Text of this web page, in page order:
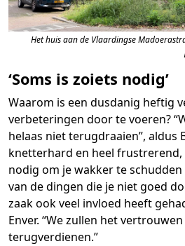
Het huis aan de Vlaardingse
‘Soms is zoiets nodig’
Waarom is een dusdanig heftig
verbeteringen door te voeren?
helaas niet terugdraaien”, aldus
knetterhard en heel frustrerend,
nodig om je wakker te
van de dingen die je niet goed
zaak ook veel invloed heeft
Enver. “We zullen het
terugverdienen.”